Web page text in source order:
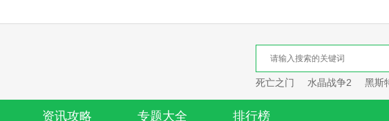
死亡之门 水晶战争2 黑斯
资讯攻略 专题大全 排行榜